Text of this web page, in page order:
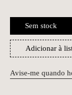
Sem stock
Adicionar à
Avise-me quando